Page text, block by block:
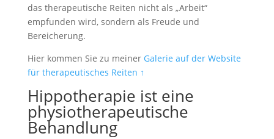
das therapeutische Reiten nicht als „Arbeit“
empfunden wird, sondern als Freude und
Bereicherung.
Hier kommen Sie zu meiner Galerie auf der Website
für therapeutisches Reiten ↑
Hippotherapie ist eine
physiotherapeutische
Behandlung